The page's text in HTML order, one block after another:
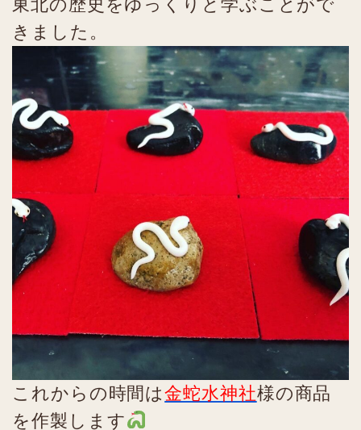
きました。
これからの時間は金蛇水神社様の商品
を作製します